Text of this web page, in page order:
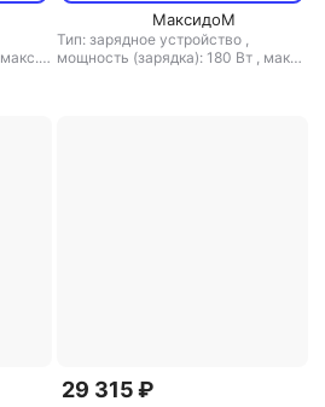
макс.
МаксидоМ
Тип: зарядное устройство ,
мощность (зарядка): 180 Вт , макс.
29 315 ₽